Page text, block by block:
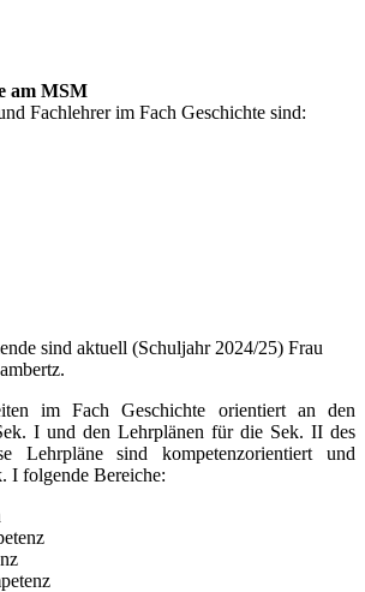
am MSM
Fachlehrer im Fach Geschichte sind:
sind aktuell (Schuljahr 2024/25) Frau
im Fach Geschichte orientiert an den
I und den Lehrplänen für die Sek. II des
Lehrpläne sind kompetenzorientiert und
I folgende Bereiche: